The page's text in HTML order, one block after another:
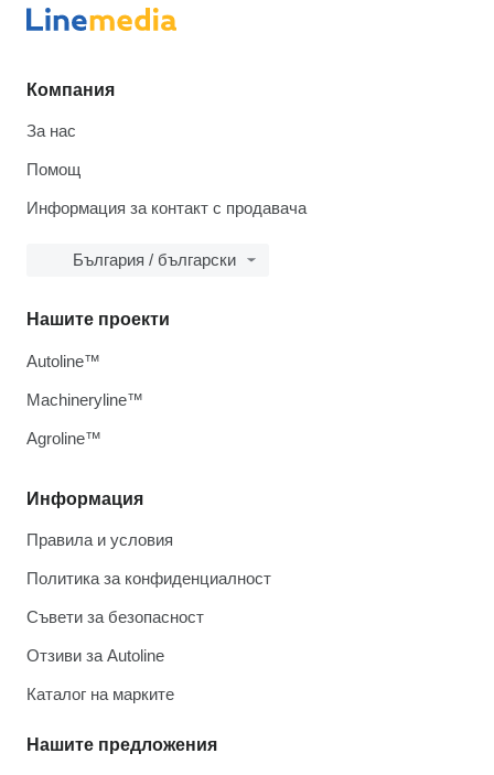
Компания
За нас
Помощ
Информация за контакт с продавача
България / български
Информация
Правила и условия
Политика за конфиденциалност
Съвети за безопасност
Отзиви за Autoline
Каталог на марките
Нашите предложения
Нашите проекти
Autoline™
Machineryline™
Agroline™